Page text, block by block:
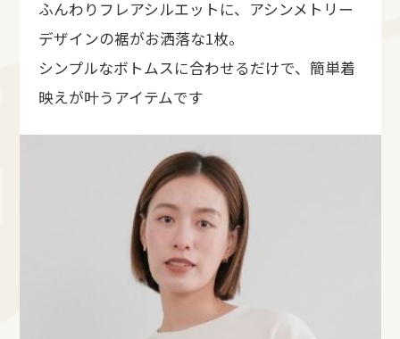
ふんわりフレアシルエットに、アシンメトリー
デザインの裾がお洒落な1枚。
シンプルなボトムスに合わせるだけで、簡単着
映えが叶うアイテムです